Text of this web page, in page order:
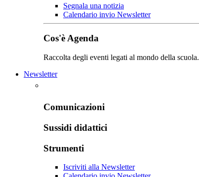
Segnala una notizia
Calendario invio Newsletter
Cos'è Agenda
Raccolta degli eventi legati al mondo della scuola.
Newsletter
Comunicazioni
Sussidi didattici
Strumenti
Iscriviti alla Newsletter